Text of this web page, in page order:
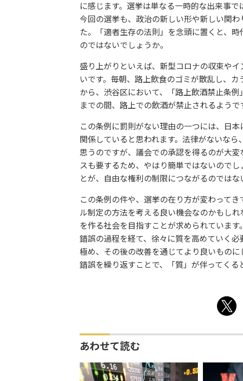
に感じます。選挙は単なる一時的な出来事
今回の選挙も、政治の新しい形や新しい関
た。「適者生存の法則」を念頭に置くと、
のではないでしょうか。
盛り上がりといえば、新型コロナの収束や
いです。毎朝、路上飲食のゴミが散乱し、
から、渋谷区において、「路上飲酒禁止条
までの間、路上での飲酒が禁止されるよう
この条例に罰則がない理由の一つには、日
関係していると思われます。法律がないな
思うのですが、議会での承認を得るのが大
スも要するため、やはり簡単ではないので
とが、自由な権利の制限につながるのでは
この条例の件や、選挙の在り方が変わって
ル制定の方法を考える良い機会なのかもし
を作る社会を目指すことが求められていま
錯誤の過程を経て、徐々に質を高めていく
極め、その後の改善を通じてより良いもの
錯誤を繰り返すことで、「質」が伴ってくる
あわせて読む